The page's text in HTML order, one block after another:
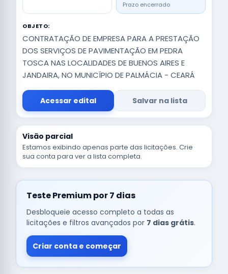
Prazo encerrado
OBJETO:
CONTRATAÇÃO DE EMPRESA PARA A PRESTAÇÃO
DOS SERVIÇOS DE PAVIMENTAÇÃO EM PEDRA
TOSCA NAS LOCALIDADES DE BUENOS AIRES E
JANDAIRA, NO MUNICÍPIO DE PALMÁCIA - CEARÁ
Acessar edital Salvar na lista
Visão parcial
Estamos exibindo apenas parte das licitações. Crie
sua conta para ver a lista completa.
Teste Premium por 7 dias
Desbloqueie acesso completo a todas as
licitações e filtros avançados por 7 dias grátis.
Criar conta e começar